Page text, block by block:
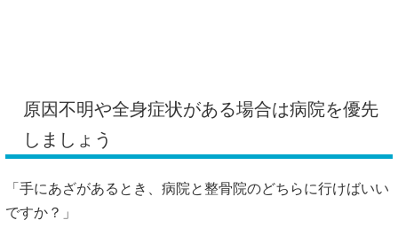
ざ、盛り上がるあざ、出血するあざ、生まれつきのあざが変
化してきた場合は、皮膚科での確認がすすめられています。
出やすい、発熱、だるさ、息切れがある。このような場合
は、内科や血液内科で血液検査などを確認することが必要に